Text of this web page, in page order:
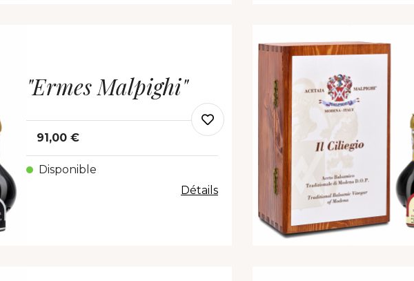
"Ermes Malpighi"
91,00 €
Disponible
Détails